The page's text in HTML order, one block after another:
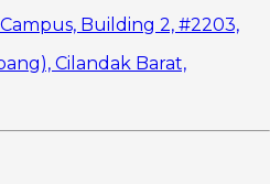
Building 2, #2203,
Cilandak Barat,